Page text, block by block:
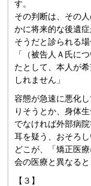
す。
その判断は、その
かに将来的な後遺
そうだと診られる場
「（被告人Ａ氏に
たとして、本人が
しれません」
容態が急速に悪化
りそうとか、身体
でなければ外部病
耳を疑う、おそろし
どこが、「矯正医
会の医療と異なる
【３】